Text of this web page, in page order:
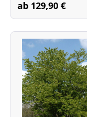
ab 129,90 €